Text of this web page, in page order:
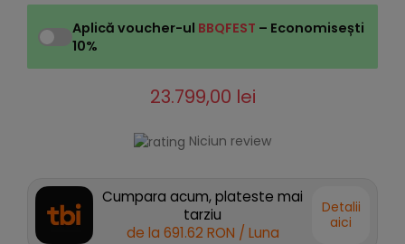
Aplică voucher-ul BBQFEST – Economisești
10%
23.799,00 lei
Niciun review
Cumpara acum, plateste mai
tarziu
de la 691.62 RON / Luna
Detalii
aici